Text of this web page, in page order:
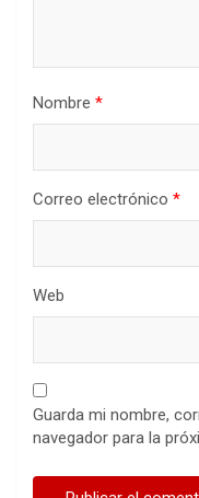
Nombre *
Correo electrónico *
Web
Guarda mi nombre,
navegador para la